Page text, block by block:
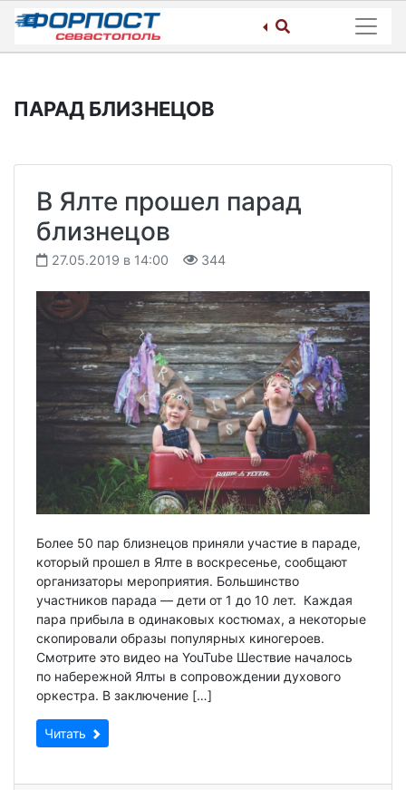
Skip
content
ПАРАД БЛИЗНЕЦОВ
В Ялте прошел парад
близнецов
27.05.2019 в 14:00 344
Более 50 пар близнецов приняли участие в параде,
который прошел в Ялте в воскресенье, сообщают
организаторы мероприятия. Большинство
участников парада — дети от 1 до 10 лет. Каждая
пара прибыла в одинаковых костюмах, а некоторые
скопировали образы популярных киногероев.
Смотрите это видео на YouTube Шествие началось
по набережной Ялты в сопровождении духового
оркестра. В заключение […]
Читать